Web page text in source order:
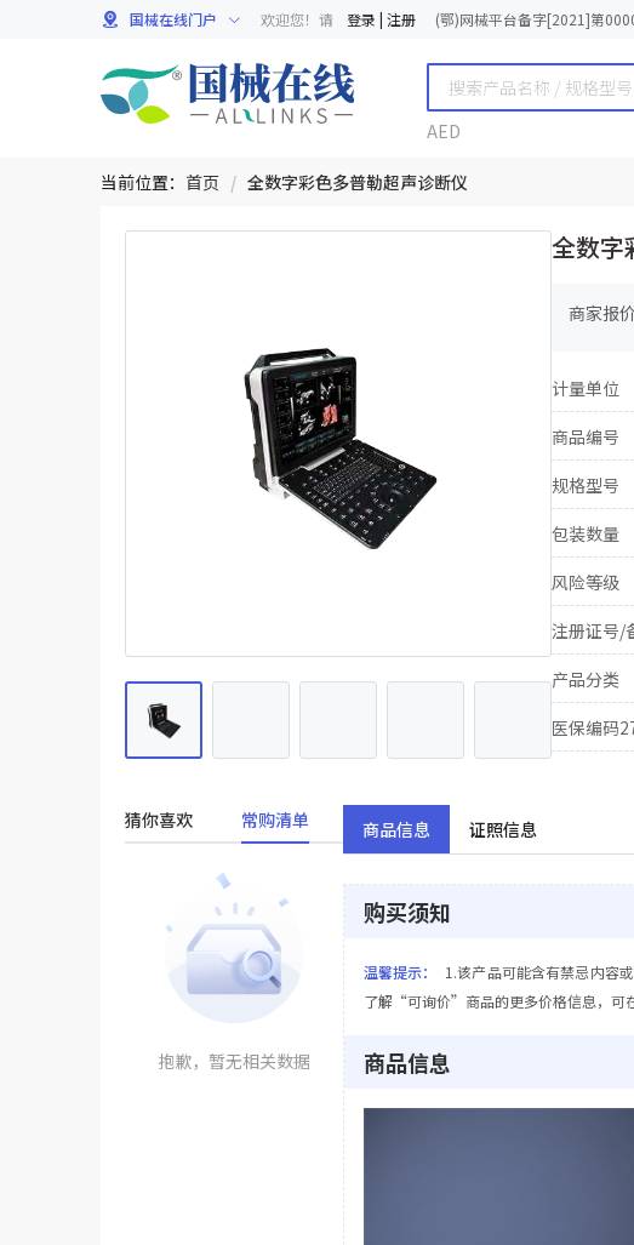
国械在线门户 欢迎您！请 登录 | 注册 (鄂)网械平台备字[2021]第
AED
当前位置： 首页 / 全数字彩色多普勒超声诊断仪
全数字
商家报价
计量单位
商品编号
规格型号
包装数量
风险等级
注册证号/
产品分类
医保编码
猜你喜欢 常购清单
抱歉，暂无相关数据
商品信息 证照信息
购买须知
温馨提示：
1.该产品可能含有禁忌内容
了解“可询价”商品的更多价格信息，可
商品信息